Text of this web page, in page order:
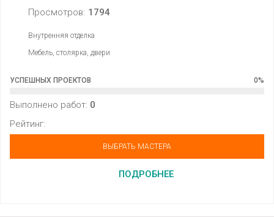
Просмотров: 1794
Внутренняя отделка
Мебель, столярка, двери
УСПЕШНЫХ ПРОЕКТОВ 0%
Выполнено работ: 0
Рейтинг:
ВЫБРАТЬ МАСТЕРА
ПОДРОБНЕЕ